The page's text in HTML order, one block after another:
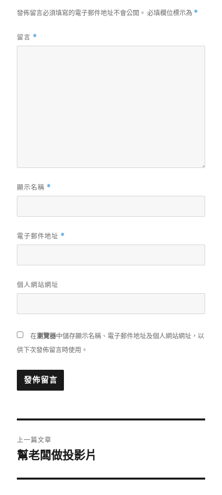
發佈留言必須填寫的電子郵件地址不會公開。 必填欄位標示為 *
留言 *
顯示名稱 *
電子郵件地址 *
個人網站網址
在瀏覽器中儲存顯示名稱、電子郵件地址及個人網站網址，以
供下次發佈留言時使用。
章
上一篇文章
上
篇
幫老闆做投影片